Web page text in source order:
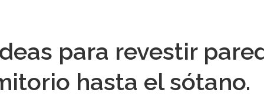
para revestir
hasta el sótano.